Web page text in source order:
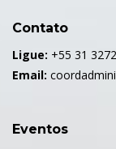
Contato
Ligue: +55 31
Email:
Eventos